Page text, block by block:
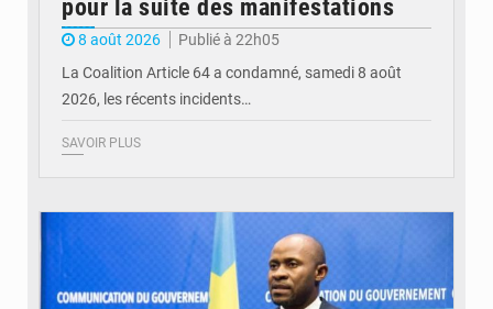
pour la suite des manifestations
8 août 2026
Publié à 22h05
La Coalition Article 64 a condamné, samedi 8 août
2026, les récents incidents…
SAVOIR PLUS